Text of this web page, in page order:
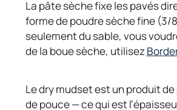
La pâte sèche fixe les pavés
forme de poudre sèche fine (3/
seulement du sable, vous
de la boue sèche, utilisez
Le dry mudset est un produit
de pouce — ce qui est